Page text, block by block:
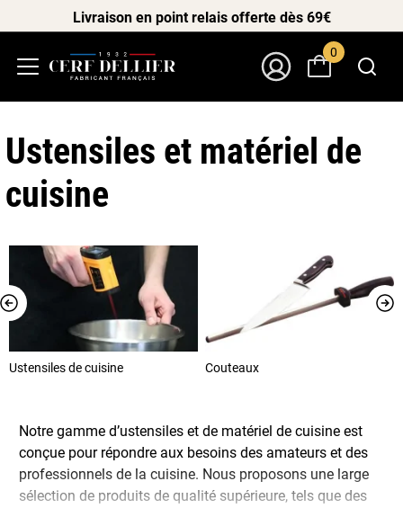
Livraison en point relais offerte dès 69€
0
Ustensiles et matériel de
cuisine
Ustensiles de cuisine Couteaux
Notre gamme d’ustensiles et de matériel de cuisine est
conçue pour répondre aux besoins des amateurs et des
professionnels de la cuisine. Nous proposons une large
sélection de produits de qualité supérieure, tels que des